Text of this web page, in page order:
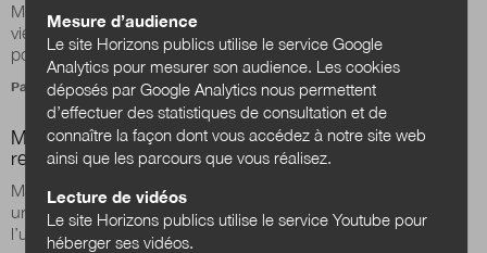
Médecin, philosophe et neuropsychiatre, Boris Cyrulnik, qui
vient de publier La nuit, j’écrirai des soleils1, a contribué à
populariser en France le...
Par Julien Nessi
Magali Talandier : « La résilience : changer de modèle,
relocaliser, prendre soin et accueillir »
Magali Talandier, économiste de formation, docteur en
urbanisme et aménagement du territoire, est professeure à
l’université Grenoble Alpes...
Mesure d’audience
Le site Horizons publics utilise le service Google
Analytics pour mesurer son audience. Les cookies
déposés par Google Analytics nous permettent
d’effectuer des statistiques de consultation et de
connaître la façon dont vous accédez à notre site web
ainsi que les parcours que vous réalisez.
Lecture de vidéos
Le site Horizons publics utilise le service Youtube pour
héberger ses vidéos.